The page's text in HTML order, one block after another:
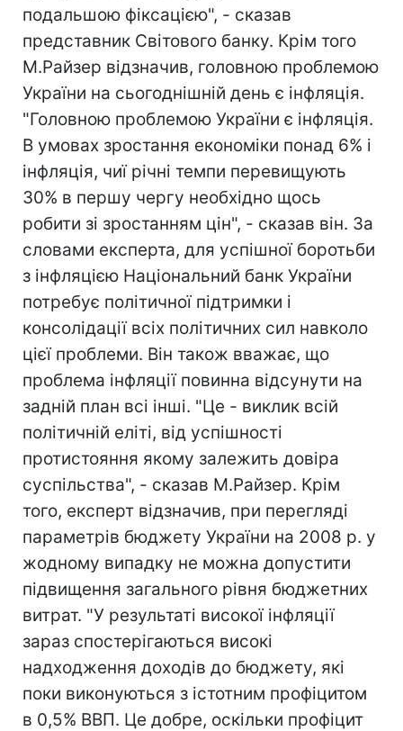
подальшою фіксацією", - сказав
представник Світового банку. Крім того
М.Райзер відзначив, головною проблемою
України на сьогоднішній день є інфляція.
"Головною проблемою України є інфляція.
В умовах зростання економіки понад 6% і
інфляція, чиї річні темпи перевищують
30% в першу чергу необхідно щось
робити зі зростанням цін", - сказав він. За
словами експерта, для успішної боротьби
з інфляцією Національний банк України
потребує політичної підтримки і
консолідації всіх політичних сил навколо
цієї проблеми. Він також вважає, що
проблема інфляції повинна відсунути на
задній план всі інші. "Це - виклик всій
політичній еліті, від успішності
протистояння якому залежить довіра
суспільства", - сказав М.Райзер. Крім
того, експерт відзначив, при перегляді
параметрів бюджету України на 2008 р. у
жодному випадку не можна допустити
підвищення загального рівня бюджетних
витрат. "У результаті високої інфляції
зараз спостерігаються високі
надходження доходів до бюджету, які
поки виконуються з істотним профіцитом
в 0,5% ВВП. Це добре, оскільки профіцит